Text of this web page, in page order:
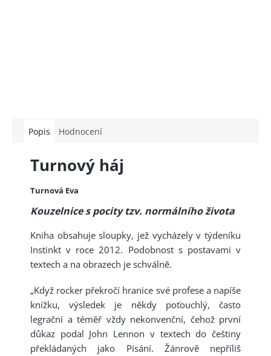
Popis Hodnocení
Turnový háj
Turnová Eva
Kouzelnice s pocity tzv. normálního života
Kniha obsahuje sloupky, jež vycházely v týdeníku
Instinkt v roce 2012. Podobnost s postavami v
textech a na obrazech je schválně.
„Když rocker překročí hranice své profese a napíše
knížku, výsledek je někdy poťouchlý, často
legrační a téměř vždy nekonvenční, čehož první
důkaz podal John Lennon v textech do češtiny
překládaných jako Písání. Žánrově nepříliš